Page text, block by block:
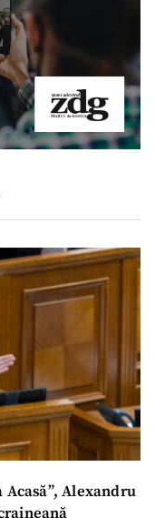
Alexandru